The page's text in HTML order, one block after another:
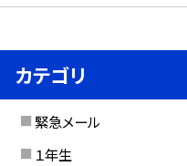
カテゴリ
緊急メール
１年生